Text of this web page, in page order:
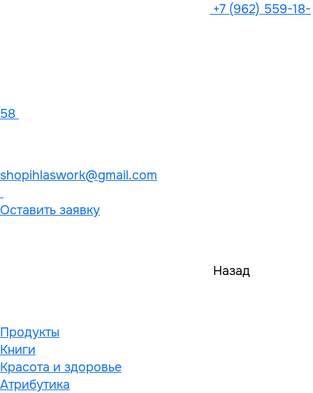
+7 (962) 559-18-
58
shopihlaswork@gmail.com
Оставить заявку
Назад
Продукты
Книги
Красота и здоровье
Атрибутика